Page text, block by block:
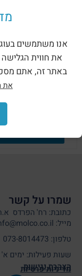
את חווית
באתר זה, אתם
את
לפרטים
חלקות ומכסה
שמרו על קשר
כתובת: רח' הפרדס
מייל: info@molco.co.il
טלפון: 073-8014473
שעות פעילות: ימים א' - ה' 8:00 -
הצהרת נגישות
מדיניות פרטיות